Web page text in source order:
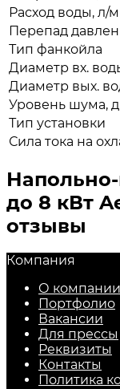
Расход воды, л/
Перепад
Тип фанкойла
Диаметр вх.
Диаметр вых.
Уровень шума,
Тип установки
Сила тока на
до 8 кВт
отзывы
Компания
О компании
Портфолио
Вакансии
Для прессы
Реквизиты
Контакты
Политика